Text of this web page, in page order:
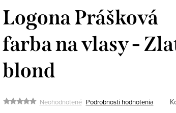
Logona Prášková
farba na vlasy -
blond
Neohodnotené Podrobnosti hodnotenia